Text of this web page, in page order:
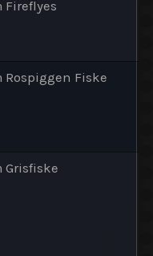
Fireflyes
Rospiggen Fiske
Grisfiske